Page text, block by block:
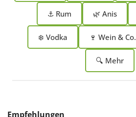
⚓ Rum 🌿 Anis
❄️ Vodka 🍷 Wein & Co.
🔍 Mehr
Produktgalerie überspringen
Empfehlungen